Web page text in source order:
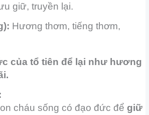
giữ, truyền lại.
Hương thơm, tiếng thơm,
của tổ tiên để lại như hương
cháu sống có đạo đức đểgiữ